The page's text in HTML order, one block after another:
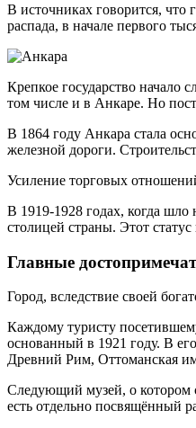
В источниках говорится,
распада, в начале первого
Крепкое государство начало
том числе и в Анкаре. Но
В 1864 году Анкара стала
железной дороги.
Усиление торговых
В 1919-1928 годах, когда
столицей страны. Этот
Главные
Город, вследствие своей
Каждому туристу
основанный в 1921 году. В
Древний Рим, Оттоманская
Следующий музей, о котором
есть отдельно посвящённый